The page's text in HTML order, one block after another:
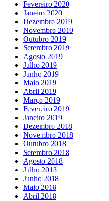
Fevereiro 2020
Janeiro 2020
Dezembro 2019
Novembro 2019
Outubro 2019
Setembro 2019
Agosto 2019
Julho 2019
Junho 2019
Maio 2019
Abril 2019
Março 2019
Fevereiro 2019
Janeiro 2019
Dezembro 2018
Novembro 2018
Outubro 2018
Setembro 2018
Agosto 2018
Julho 2018
Junho 2018
Maio 2018
Abril 2018